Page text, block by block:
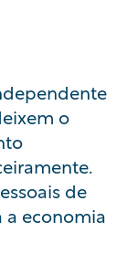
o
de
economia